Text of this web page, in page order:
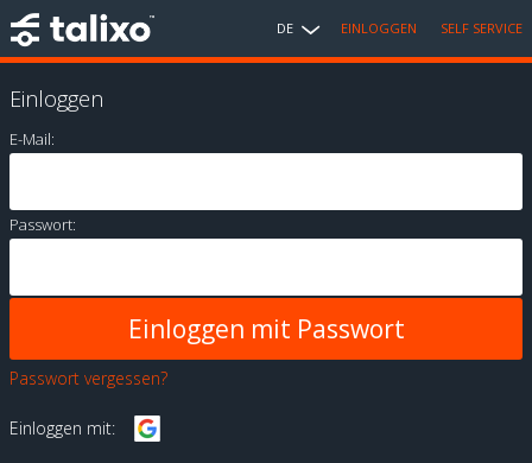
DE EINLOGGEN SELF SERVICE
Einloggen
E-Mail:
Passwort:
Passwort vergessen?
Einloggen mit: